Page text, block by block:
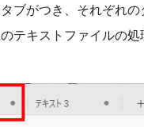
ブがつき、それぞれ
テキストファイルの処